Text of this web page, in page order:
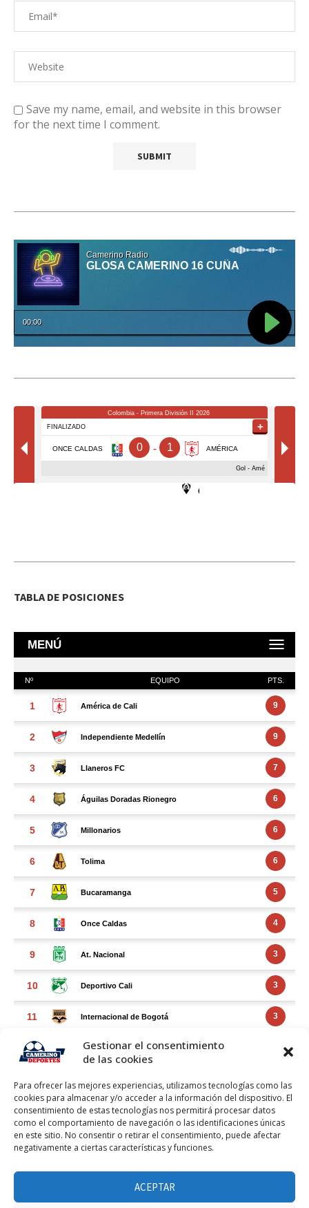
Gestionar el consentimiento
de las cookies
Para ofrecer las mejores experiencias, utilizamos tecnologías como las
cookies para almacenar y/o acceder a la información del dispositivo. El
consentimiento de estas tecnologías nos permitirá procesar datos
como el comportamiento de navegación o las identificaciones únicas
en este sitio. No consentir o retirar el consentimiento, puede afectar
negativamente a ciertas características y funciones.
ACEPTAR
Save my name, email, and website in this browser
for the next time I comment.
TABLA DE POSICIONES
FACEBOOK FEED
Facebook Feed
Haz clic para aceptar márketing cookies y